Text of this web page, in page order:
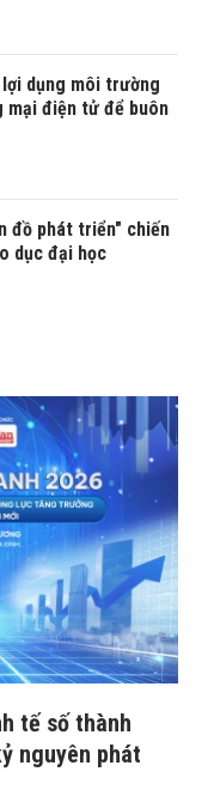
dụng môi trường
mại điện tử để buôn
đồ phát triển" chiến
dục đại học
tế số thành
nguyên phát